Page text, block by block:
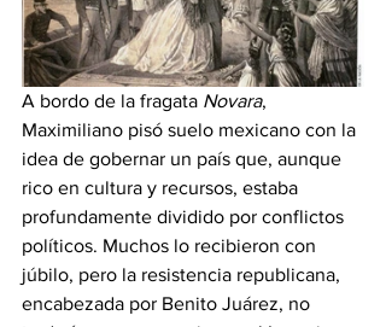
A bordo de la fragata Novara,
Maximiliano pisó suelo mexicano con la
idea de gobernar un país que, aunque
rico en cultura y recursos, estaba
profundamente dividido por conflictos
políticos. Muchos lo recibieron con
júbilo, pero la resistencia republicana,
encabezada por Benito Juárez, no